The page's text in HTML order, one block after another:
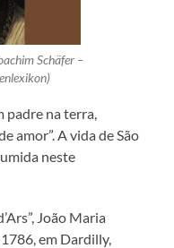
Schäfer –
padre na terra,
amor”. A vida de São
neste
João Maria
em Dardilly,